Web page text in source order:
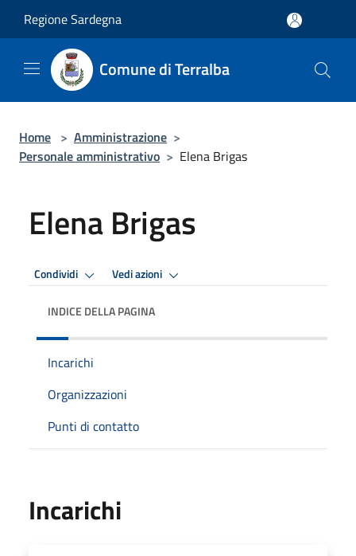
Regione Sardegna
Comune di Terralba
Home > Amministrazione >
Personale amministrativo > Elena Brigas
Elena Brigas
Condividi Vedi azioni
INDICE DELLA PAGINA
Incarichi
Organizzazioni
Punti di contatto
Incarichi